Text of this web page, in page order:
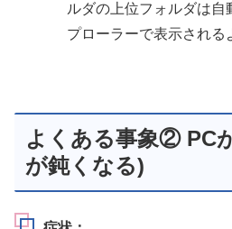
ルダの上位フォルダは自
プローラーで表示される
よくある事象② PC
が鈍くなる)